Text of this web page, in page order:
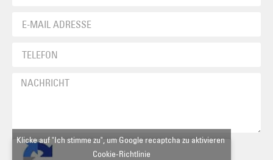
Klicke auf "Ich stimme zu", um Google recaptcha zu aktivieren
Cookie-Richtlinie